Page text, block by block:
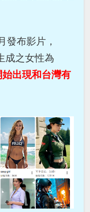
發布影片，
成之女性為
出現和台灣有